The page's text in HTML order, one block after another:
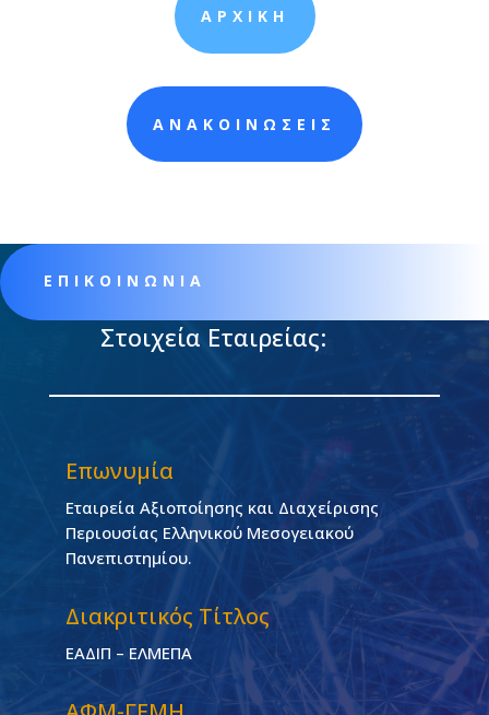
ΑΡΧΙΚΗ
ΑΝΑΚΟΙΝΩΣΕΙΣ
ΕΠΙΚΟΙΝΩΝΙΑ
Στοιχεία Εταιρείας:
Επωνυμία
Εταιρεία Αξιοποίησης και Διαχείρισης
Περιουσίας Ελληνικού Μεσογειακού
Πανεπιστημίου.
Διακριτικός Τίτλος
ΕΑΔΙΠ – ΕΛΜΕΠΑ